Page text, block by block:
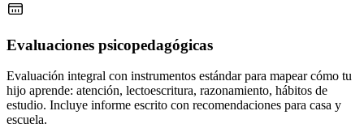
Evaluaciones psicopedagógicas
Evaluación integral con instrumentos estándar para mapear cómo tu
hijo aprende: atención, lectoescritura, razonamiento, hábitos de
estudio. Incluye informe escrito con recomendaciones para casa y
escuela.